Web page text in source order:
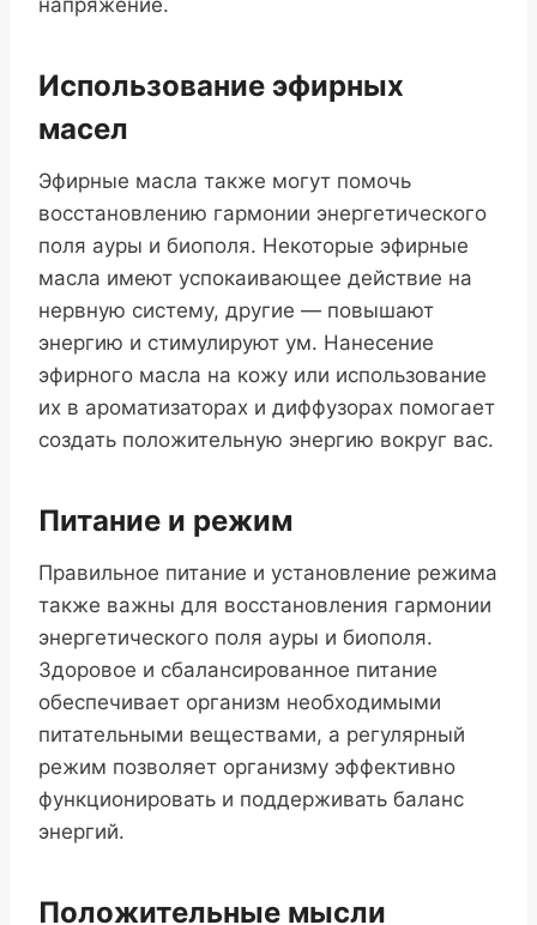
Использование эфирных
масел
Эфирные масла также могут помочь
восстановлению гармонии энергетического
поля ауры и биополя. Некоторые эфирные
масла имеют успокаивающее действие на
нервную систему, другие — повышают
энергию и стимулируют ум. Нанесение
эфирного масла на кожу или использование
их в ароматизаторах и диффузорах помогает
создать положительную энергию вокруг вас.
Питание и режим
Правильное питание и установление режима
также важны для восстановления гармонии
энергетического поля ауры и биополя.
Здоровое и сбалансированное питание
обеспечивает организм необходимыми
питательными веществами, а регулярный
режим позволяет организму эффективно
функционировать и поддерживать баланс
энергий.
Положительные мысли